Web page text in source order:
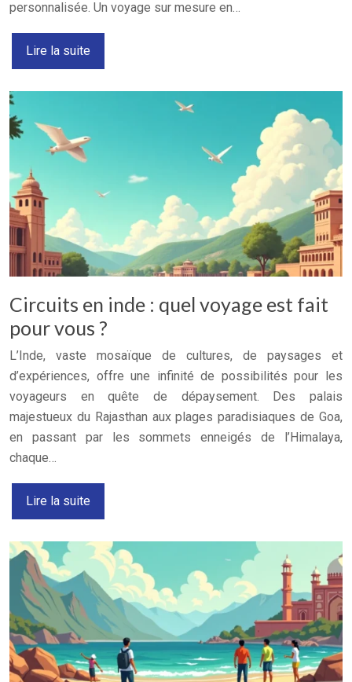
personnalisée. Un voyage sur mesure en…
Lire la suite
Circuits en inde : quel voyage est fait
pour vous ?
L’Inde, vaste mosaïque de cultures, de paysages et
d’expériences, offre une infinité de possibilités pour les
voyageurs en quête de dépaysement. Des palais
majestueux du Rajasthan aux plages paradisiaques de Goa,
en passant par les sommets enneigés de l’Himalaya,
chaque…
Lire la suite